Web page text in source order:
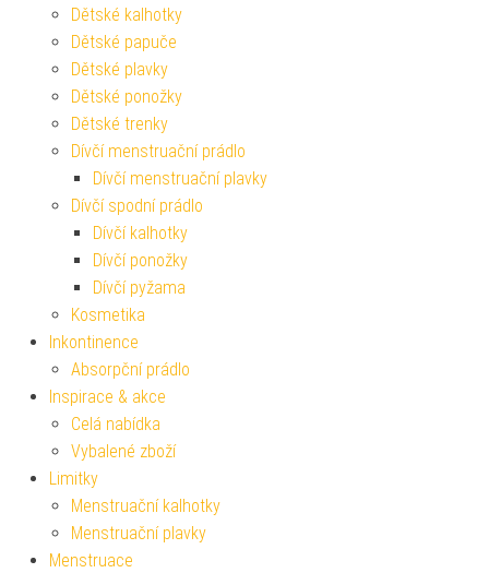
Dětské kalhotky
Dětské papuče
Dětské plavky
Dětské ponožky
Dětské trenky
Dívčí menstruační prádlo
Dívčí menstruační plavky
Dívčí spodní prádlo
Dívčí kalhotky
Dívčí ponožky
Dívčí pyžama
Kosmetika
Inkontinence
Absorpční prádlo
Inspirace & akce
Celá nabídka
Vybalené zboží
Limitky
Menstruační kalhotky
Menstruační plavky
Menstruace